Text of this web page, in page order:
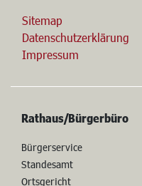
Sitemap
Impressum
Rathaus/Bürgerbüro
Bürgerservice